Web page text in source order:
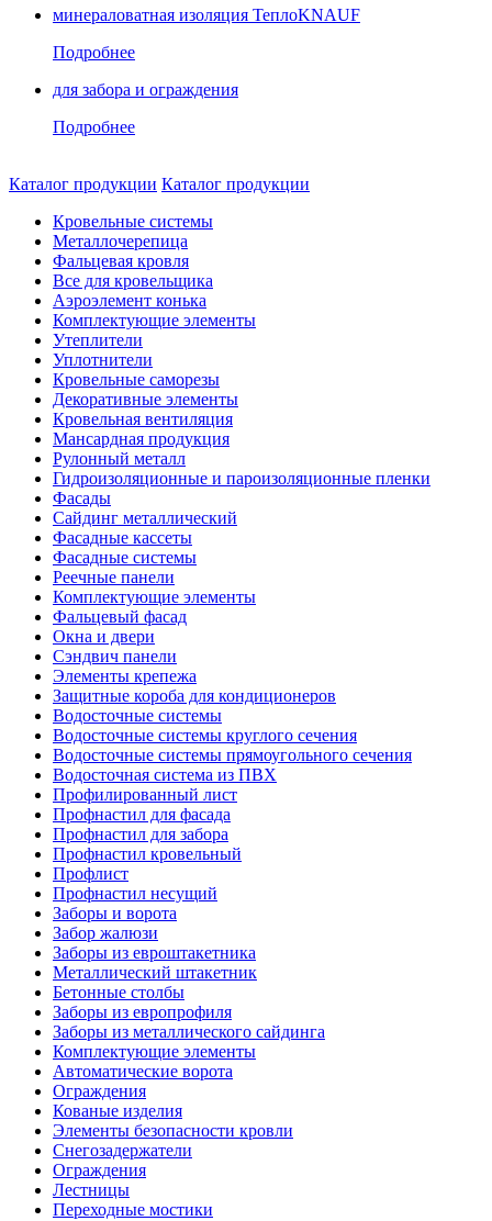
минераловатная изоляция ТеплоKNAUF
Подробнее
для забора и ограждения
Подробнее
Каталог продукции Каталог продукции
Кровельные системы
Металлочерепица
Фальцевая кровля
Все для кровельщика
Аэроэлемент конька
Комплектующие элементы
Утеплители
Уплотнители
Кровельные саморезы
Декоративные элементы
Кровельная вентиляция
Мансардная продукция
Рулонный металл
Гидроизоляционные и пароизоляционные пленки
Фасады
Сайдинг металлический
Фасадные кассеты
Фасадные системы
Реечные панели
Комплектующие элементы
Фальцевый фасад
Окна и двери
Сэндвич панели
Элементы крепежа
Защитные короба для кондиционеров
Водосточные системы
Водосточные системы круглого сечения
Водосточные системы прямоугольного сечения
Водосточная система из ПВХ
Профилированный лист
Профнастил для фасада
Профнастил для забора
Профнастил кровельный
Профлист
Профнастил несущий
Заборы и ворота
Забор жалюзи
Заборы из евроштакетника
Металлический штакетник
Бетонные столбы
Заборы из европрофиля
Заборы из металлического сайдинга
Комплектующие элементы
Автоматические ворота
Ограждения
Кованые изделия
Элементы безопасности кровли
Снегозадержатели
Ограждения
Лестницы
Переходные мостики